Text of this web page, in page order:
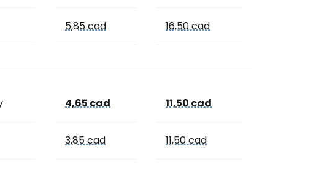
5,85 cad 16,50 cad
4,65 cad
3,85 cad
11,50 cad
11,50 cad